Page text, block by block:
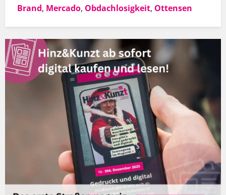
Brand, Mercado, Obdachlosigkeit, Ottensen